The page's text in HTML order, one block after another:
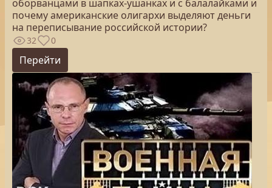
оборванцами в шапках-ушанках и с балалайками и
почему американские олигархи выделяют деньги
на переписывание российской истории?
32 0
Перейти